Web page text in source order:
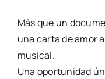
Más que un
una carta de amor
musical.
Una oportunidad